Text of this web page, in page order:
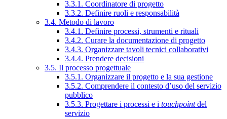
3.3.1. Coordinatore di progetto
3.3.2. Definire ruoli e responsabilità
3.4. Metodo di lavoro
3.4.1. Definire processi, strumenti e rituali
3.4.2. Curare la documentazione di progetto
3.4.3. Organizzare tavoli tecnici collaborativi
3.4.4. Prendere decisioni
3.5. Il processo progettuale
3.5.1. Organizzare il progetto e la sua gestione
3.5.2. Comprendere il contesto d’uso del servizio
pubblico
3.5.3. Progettare i processi e i touchpointdel
servizio